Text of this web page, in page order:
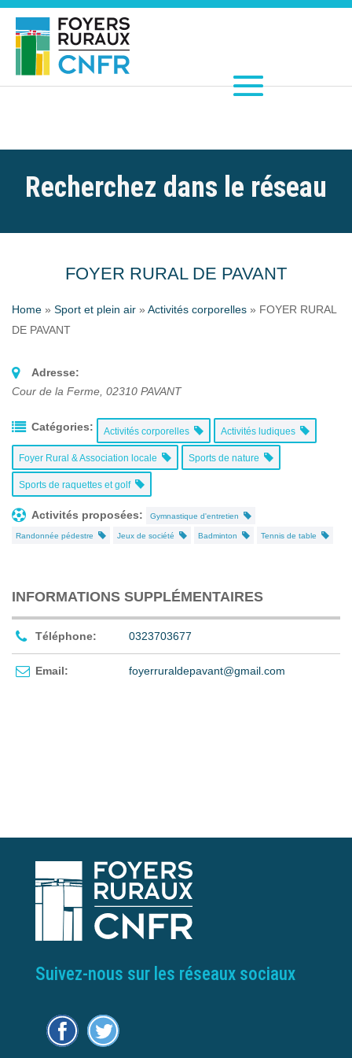
Recherchez dans le réseau
FOYER RURAL DE PAVANT
Home » Sport et plein air » Activités corporelles » FOYER RURAL
DE PAVANT
Adresse:
Cour de la Ferme 02310 PAVANT
Catégories: Activités corporelles Activités ludiques
Foyer Rural & Association locale Sports de nature
Sports de raquettes et golf
Activités proposées: Gymnastique d'entretien
Randonnée pédestre Jeux de société Badminton Tennis de table
INFORMATIONS SUPPLÉMENTAIRES
Téléphone: 0323703677
Email: foyerruraldepavant@gmail.com
Suivez-nous sur les réseaux sociaux